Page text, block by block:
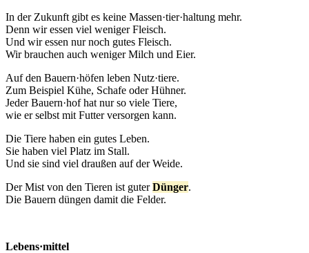
In der Zukunft gibt es keine Massen·tier·haltung mehr.
Denn wir essen viel weniger Fleisch.
Und wir essen nur noch gutes Fleisch.
Wir brauchen auch weniger Milch und Eier.
Auf den Bauern·höfen leben Nutz·tiere.
Zum Beispiel Kühe, Schafe oder Hühner.
Jeder Bauern·hof hat nur so viele Tiere,
wie er selbst mit Futter versorgen kann.
Die Tiere haben ein gutes Leben.
Sie haben viel Platz im Stall.
Und sie sind viel draußen auf der Weide.
Der Mist von den Tieren ist guterDünger.
Die Bauern düngen damit die Felder.
Lebens·mittel